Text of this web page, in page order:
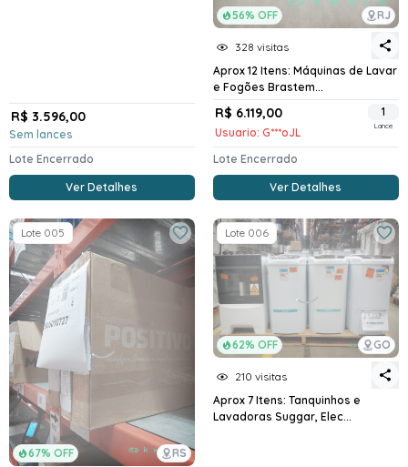
R$ 3.596,00
Sem lances
Lote Encerrado
Ver Detalhes
56% OFF RJ
328 visitas
Aprox 12 Itens: Máquinas de Lavar
e Fogões Brastem...
R$ 6.119,00
Usuario: G***oJL
1
Lance
Lote Encerrado
Ver Detalhes
67% OFF RS
Lote 005
62% OFF GO
Lote 006
210 visitas
Aprox 7 Itens: Tanquinhos e
Lavadoras Suggar, Elec...